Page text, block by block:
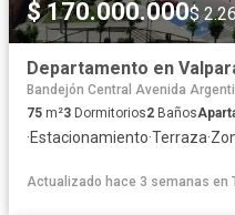
$ 170.000.000$
Departamento en
Bandejón Central Avenida
75 m²3 Dormitorios2 Baños
·Estacionamiento·Terraza·
Actualizado hace 3 semanas en